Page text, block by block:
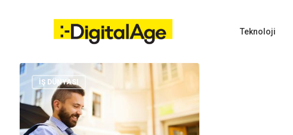
Hit enter to search or ESC to close
Teknoloji
İŞ DÜNYASI